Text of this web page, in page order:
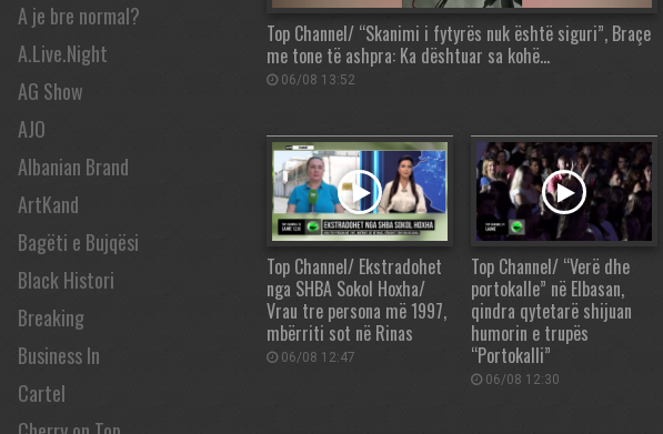
A je bre normal?
A.Live.Night
AG Show
AJO
Albanian Brand
ArtKand
Bagëti e Bujqësi
Black Histori
Breaking
Business In
Cartel
Top Channel/ “Skanimi i fytyrës nuk është siguri”, Braçe
me tone të ashpra: Ka dështuar sa kohë…
06/08 13:52
Top Channel/ Ekstradohet
nga SHBA Sokol Hoxha/
Vrau tre persona më 1997,
mbërriti sot në Rinas
06/08 12:47
Top Channel/ “Verë dhe
portokalle” në Elbasan,
qindra qytetarë shijuan
humorin e trupës
“Portokalli”
06/08 12:30